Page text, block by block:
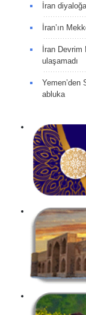
İran
İran’ın
İran Devrim
ulaşamadı
Yemen’den
abluka